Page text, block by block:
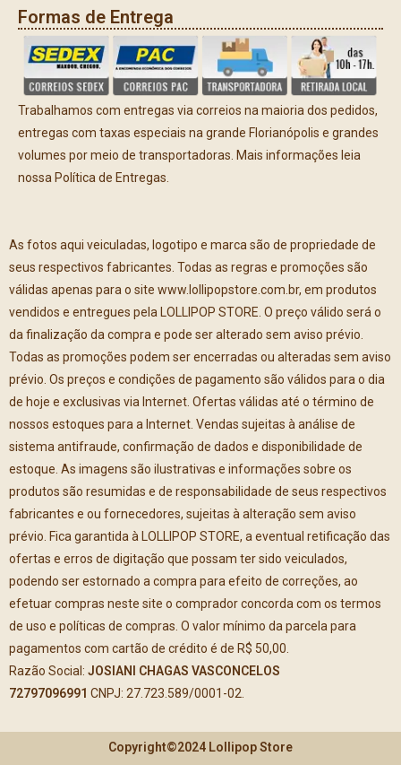
Formas de Entrega
Trabalhamos com entregas via correios na maioria dos pedidos,
entregas com taxas especiais na grande Florianópolis e grandes
volumes por meio de transportadoras. Mais informações leia
nossa Política de Entregas.
As fotos aqui veiculadas, logotipo e marca são de propriedade de
seus respectivos fabricantes. Todas as regras e promoções são
válidas apenas para o site www.lollipopstore.com.br, em produtos
vendidos e entregues pela LOLLIPOP STORE. O preço válido será o
da finalização da compra e pode ser alterado sem aviso prévio.
Todas as promoções podem ser encerradas ou alteradas sem aviso
prévio. Os preços e condições de pagamento são válidos para o dia
de hoje e exclusivas via Internet. Ofertas válidas até o término de
nossos estoques para a Internet. Vendas sujeitas à análise de
sistema antifraude, confirmação de dados e disponibilidade de
estoque. As imagens são ilustrativas e informações sobre os
produtos são resumidas e de responsabilidade de seus respectivos
fabricantes e ou fornecedores, sujeitas à alteração sem aviso
prévio. Fica garantida à LOLLIPOP STORE, a eventual retificação das
ofertas e erros de digitação que possam ter sido veiculados,
podendo ser estornado a compra para efeito de correções, ao
efetuar compras neste site o comprador concorda com os termos
de uso e políticas de compras. O valor mínimo da parcela para
pagamentos com cartão de crédito é de R$ 50,00.
Razão Social: JOSIANI CHAGAS VASCONCELOS
72797096991 CNPJ: 27.723.589/0001-02.
Copyright©2024 Lollipop Store